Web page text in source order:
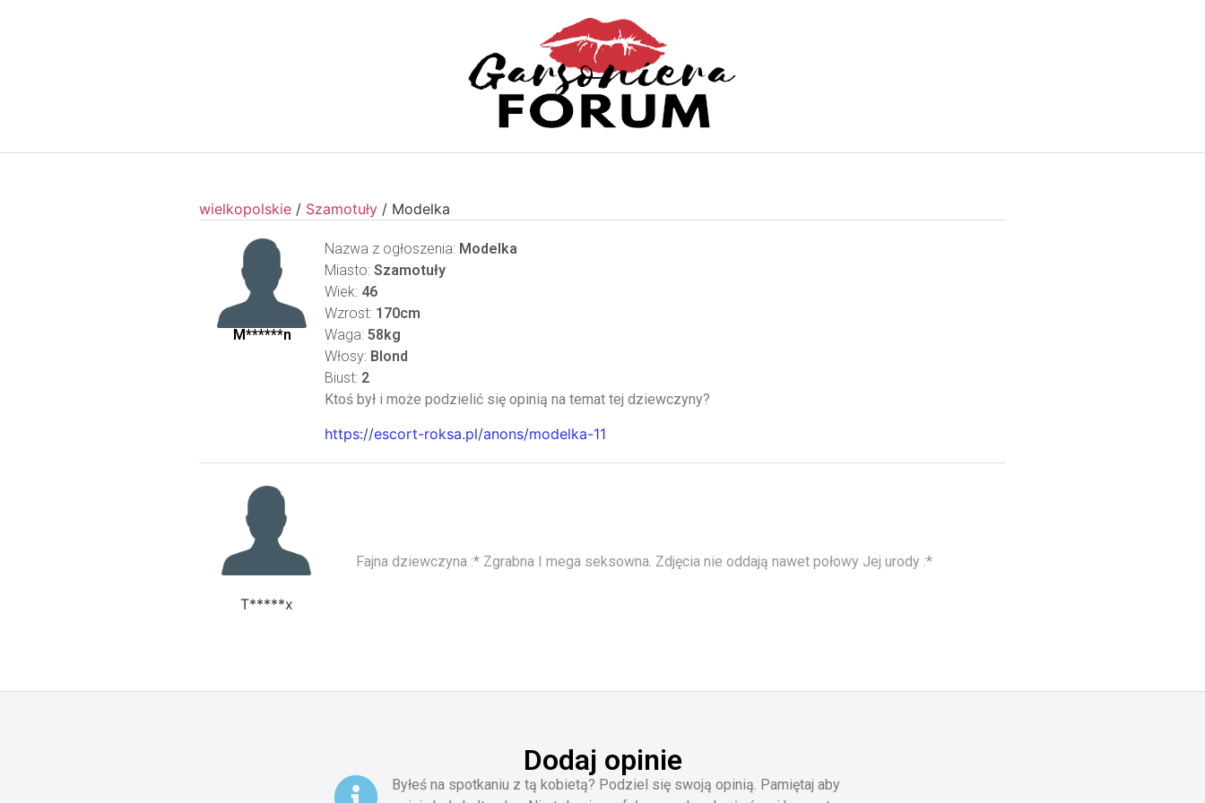
wielkopolskie / Szamotuły / Modelka
M******n
Nazwa z ogłoszenia: Modelka
Miasto: Szamotuły
Wiek: 46
Wzrost: 170cm
Waga: 58kg
Włosy: Blond
Biust: 2
Ktoś był i może podzielić się opinią na temat tej dziewczyny?
https://escort-roksa.pl/anons/modelka-11
T*****x
Fajna dziewczyna :* Zgrabna I mega seksowna. Zdjęcia nie oddają nawet połowy Jej urody :*
Dodaj opinie
Byłeś na spotkaniu z tą kobietą? Podziel się swoją opinią. Pamiętaj aby